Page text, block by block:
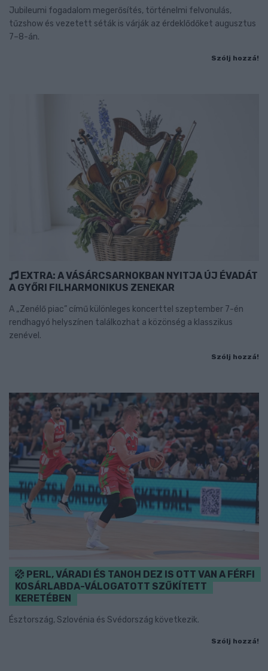
Jubileumi fogadalom megerősítés, történelmi felvonulás,
tűzshow és vezetett séták is várják az érdeklődőket augusztus
7–8-án.
Szólj hozzá!
EXTRA: A VÁSÁRCSARNOKBAN NYITJA ÚJ ÉVADÁT
A GYŐRI FILHARMONIKUS ZENEKAR
A „Zenélő piac” című különleges koncerttel szeptember 7-én
rendhagyó helyszínen találkozhat a közönség a klasszikus
zenével.
Szólj hozzá!
PERL, VÁRADI ÉS TANOH DEZ IS OTT VAN A FÉRFI
KOSÁRLABDA-VÁLOGATOTT SZŰKÍTETT
KERETÉBEN
Észtország, Szlovénia és Svédország következik.
Szólj hozzá!